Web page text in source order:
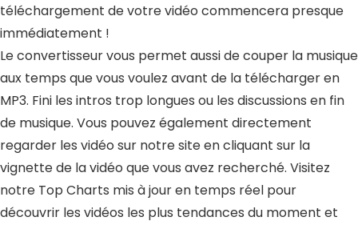
téléchargement de votre vidéo commencera presque
immédiatement !
Le convertisseur vous permet aussi decouper la musique
aux temps que vous voulez avant de la télécharger en
MP3. Fini les intros trop longues ou les discussions en fin
de musique. Vous pouvez également directement
regarder les vidéo sur notre site en cliquant sur la
vignette de la vidéo que vous avez recherché. Visitez
notre Top Charts mis à jour en temps réel pour
découvrir les vidéos les plus tendances du moment et